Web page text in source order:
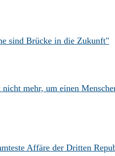
sind Brücke in die Zukunft"
mehr, um einen
Affäre der Dritten